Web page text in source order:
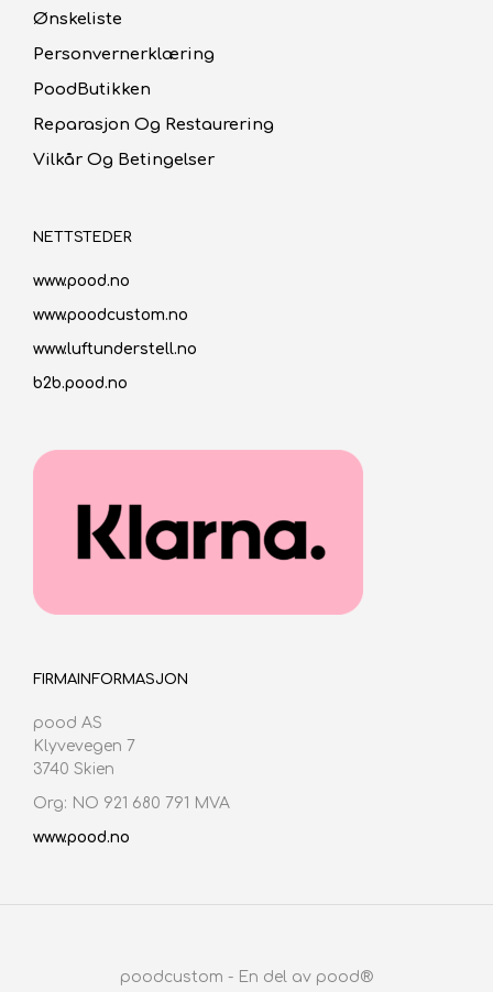
Ønskeliste
Personvernerklæring
PoodButikken
Reparasjon Og Restaurering
Vilkår Og Betingelser
NETTSTEDER
www.pood.no
www.poodcustom.no
www.luftunderstell.no
b2b.pood.no
FIRMAINFORMASJON
pood AS
Klyvevegen 7
3740 Skien
Org: NO 921 680 791 MVA
www.pood.no
poodcustom - En del av pood®